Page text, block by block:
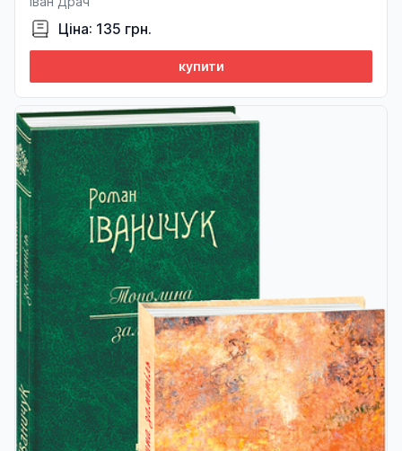
Ціна: 135 грн.
купити